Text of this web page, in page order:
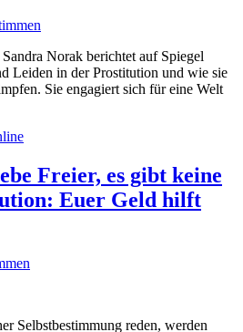
Norak berichtet auf Spiegel
Leiden in der Prostitution und wie sie
Sie engagiert sich für eine Welt
Freier, es gibt keine
Euer Geld hilft
Selbstbestimmung reden, werden